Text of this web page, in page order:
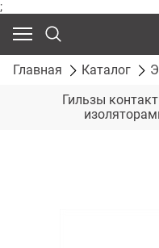
;
Главная Каталог
Гильзы